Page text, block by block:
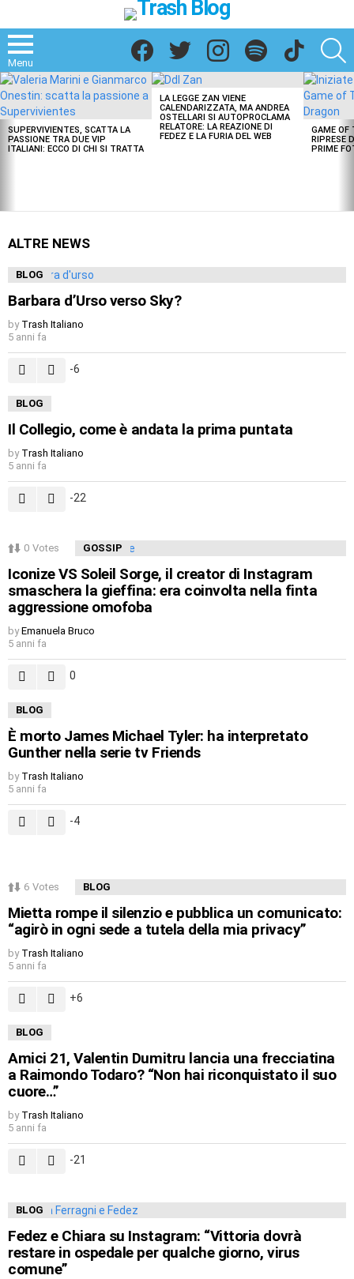
Menu
Facebook
Twitter
Instagram
Spotify
TikTok
LATEST
STORIES
SUPERVIVIENTES, SCATTA LA
PASSIONE TRA DUE VIP
ITALIANI: ECCO DI CHI SI TRATTA
LA LEGGE ZAN VIENE
CALENDARIZZATA, MA ANDREA
OSTELLARI SI AUTOPROCLAMA
RELATORE: LA REAZIONE DI
FEDEZ E LA FURIA DEL WEB
GAME OF
RIPRESE
PRIME
ALTRE NEWS
BLOG
Barbara d’Urso verso Sky?
by Trash Italiano
5 anni fa
-6
BLOG
Il Collegio, come è andata la prima puntata
by Trash Italiano
5 anni fa
-22
0 Votes GOSSIP
Iconize VS Soleil Sorge, il creator di Instagram
smaschera la gieffina: era coinvolta nella finta
aggressione omofoba
by Emanuela Bruco
5 anni fa
0
BLOG
È morto James Michael Tyler: ha interpretato
Gunther nella serie tv Friends
by Trash Italiano
5 anni fa
-4
6 Votes BLOG
Mietta rompe il silenzio e pubblica un comunicato:
“agirò in ogni sede a tutela della mia privacy”
by Trash Italiano
5 anni fa
6
BLOG
Amici 21, Valentin Dumitru lancia una frecciatina
a Raimondo Todaro? “Non hai riconquistato il suo
cuore…”
by Trash Italiano
5 anni fa
-21
BLOG
Fedez e Chiara su Instagram: “Vittoria dovrà
restare in ospedale per qualche giorno, virus
comune”